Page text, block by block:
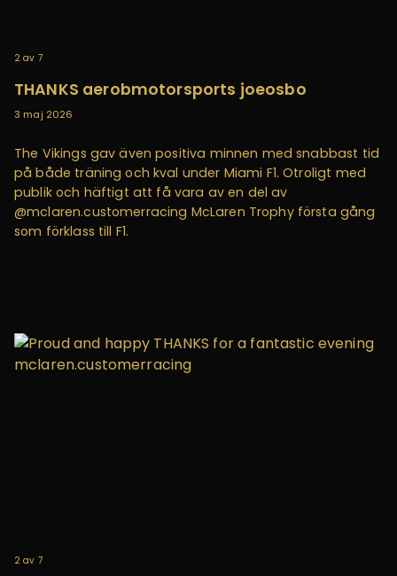
2 av 7
THANKS aerobmotorsports joeosbo
3 maj 2026
The Vikings gav även positiva minnen med snabbast tid
på både träning och kval under Miami F1. Otroligt med
publik och häftigt att få vara av en del av
@mclaren.customerracing McLaren Trophy första gång
som förklass till F1.
2 av 7